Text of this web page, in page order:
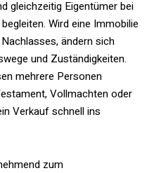
gleichzeitig Eigentümer bei
Wird eine Immobilie
ändern sich
und Zuständigkeiten.
mehrere Personen
Vollmachten oder
Verkauf schnell ins
zum